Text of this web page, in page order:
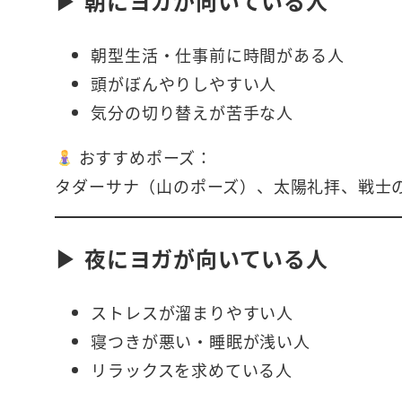
朝型生活・仕事前に時間がある人
頭がぼんやりしやすい人
気分の切り替えが苦手な人
おすすめポーズ：
タダーサナ（山のポーズ）、太陽礼拝、戦士
▶ 夜にヨガが向いている人
ストレスが溜まりやすい人
寝つきが悪い・睡眠が浅い人
リラックスを求めている人